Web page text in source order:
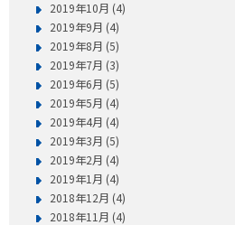
2019年10月 (4)
2019年9月 (4)
2019年8月 (5)
2019年7月 (3)
2019年6月 (5)
2019年5月 (4)
2019年4月 (4)
2019年3月 (5)
2019年2月 (4)
2019年1月 (4)
2018年12月 (4)
2018年11月 (4)